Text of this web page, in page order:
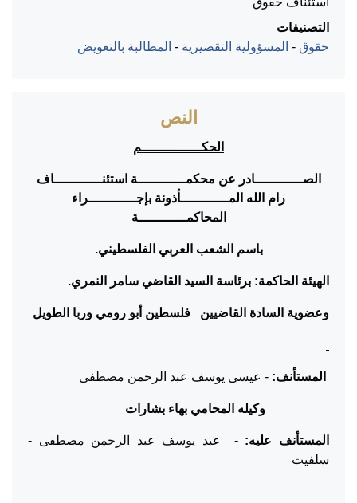
التصنيفات
حقوق - المسؤولية التقصيرية - المطالبة بالتعويض
النص
الحكـــــــــــــــم
الصــــــــــــادر عن محكمــــــــــــة استئنــــــــــــاف
رام الله المــــــــــــأذونة بإجــــــــــــراء
المحاكمــــــــــــة
باسم الشعب العربي الفلسطيني.
الهيئة الحاكمة: برئاسة السيد القاضي سامر النمري.
وعضوية السادة القاضيين فلسطين أبو رومي وربا الطويل
المستأنف: - عيسى يوسف عبد الرحمن مصطفى
وكيله المحامي بهاء بشارات
المستأنف عليه: -
عبد يوسف عبد الرحمن مصطفى -
سلفيت